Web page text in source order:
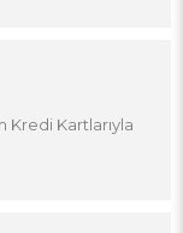
Kredi Kartlarıyla